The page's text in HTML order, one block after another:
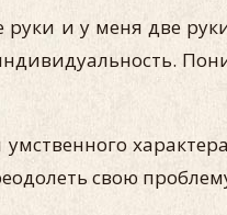
и у меня две
свою